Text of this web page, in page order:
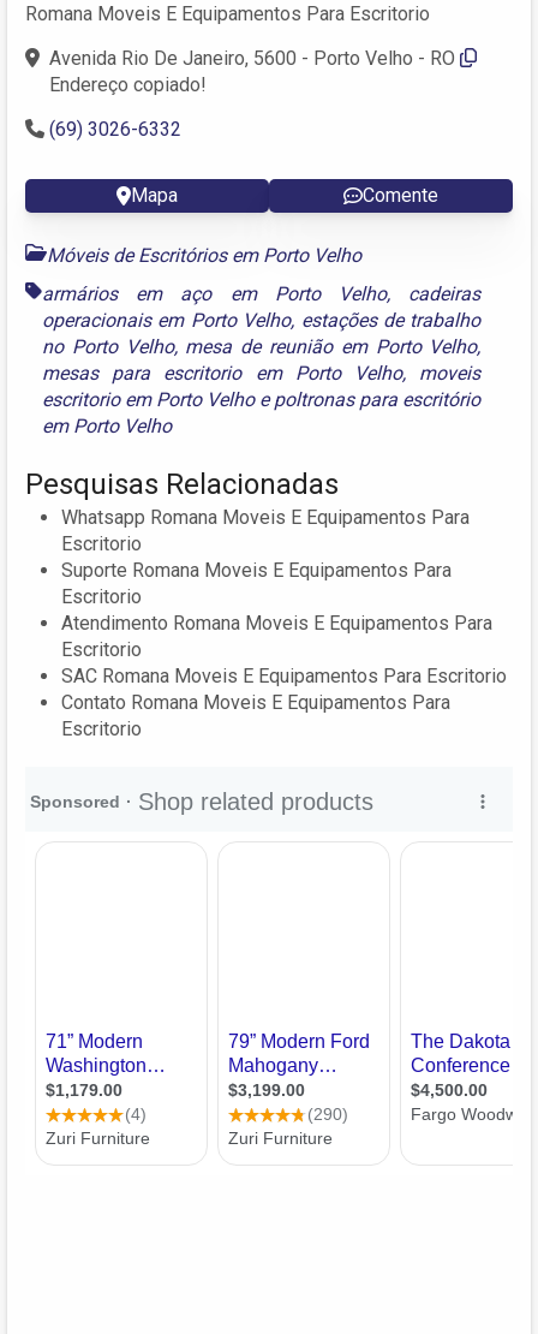
Romana Moveis E Equipamentos Para Escritorio
Avenida Rio De Janeiro, 5600 - Porto Velho - RO
Endereço copiado!
(69) 3026-6332
Mapa Comente
Móveis de Escritórios em Porto Velho
armários em aço em Porto Velho, cadeiras
operacionais em Porto Velho, estações de trabalho
no Porto Velho, mesa de reunião em Porto Velho,
mesas para escritorio em Porto Velho, moveis
escritorio em Porto Velhoepoltronas para escritório
em Porto Velho
Pesquisas Relacionadas
Whatsapp Romana Moveis E Equipamentos Para
Escritorio
Suporte Romana Moveis E Equipamentos Para
Escritorio
Atendimento Romana Moveis E Equipamentos Para
Escritorio
SAC Romana Moveis E Equipamentos Para Escritorio
Contato Romana Moveis E Equipamentos Para
Escritorio